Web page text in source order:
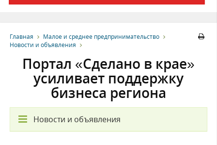
Главная
Малое и среднее предпринимательство
Новости и объявления
Портал «Сделано в крае»
усиливает поддержку
бизнеса региона
Новости и объявления